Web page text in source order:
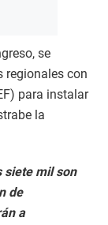
se
regionales con
para instalar
la
siete mil son
de
a